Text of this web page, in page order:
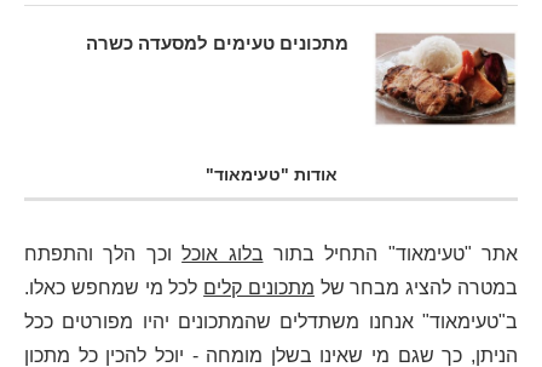
מתכונים טעימים למסעדה כשרה
אודות "טעימאוד"
אתר "טעימאוד" התחיל בתור בלוג אוכלוכך הלך והתפתח
במטרה להציג מבחר של מתכונים קלים לכל מי שמחפש כאלו.
ב"טעימאוד" אנחנו משתדלים שהמתכונים יהיו מפורטים ככל
הניתן, כך שגם מי שאינו בשלן מומחה - יוכל להכין כל מתכון